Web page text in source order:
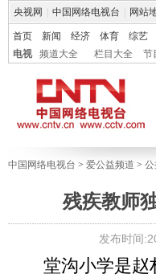
央视网 中国网络电视台 网站
首页 新闻 经济 体育 综艺
电视
频道大全 栏目大全 节
中国网络电视台 > 爱公益频道 >
残疾教师
发布时间
堂沟小学是赵村